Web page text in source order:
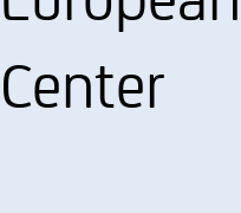
Center